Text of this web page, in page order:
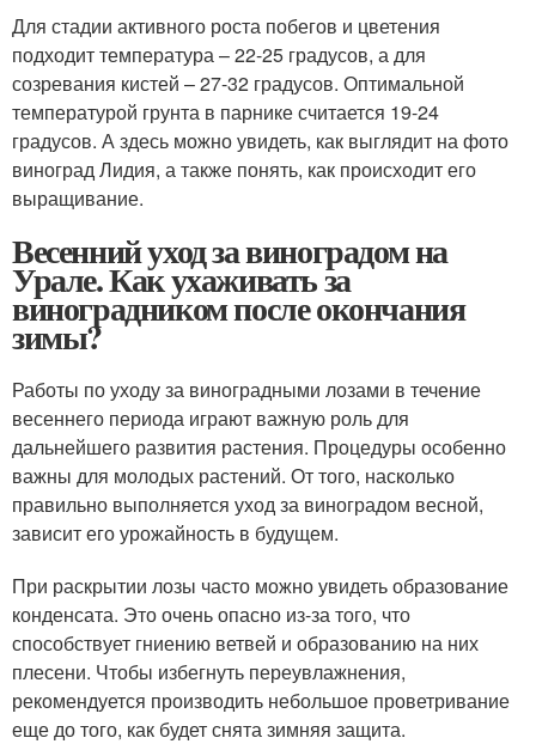
Для стадии активного роста побегов и цветения
подходит температура – 22-25 градусов, а для
созревания кистей – 27-32 градусов. Оптимальной
температурой грунта в парнике считается 19-24
градусов. А здесь можно увидеть, как выглядит на фото
виноград Лидия, а также понять, как происходит его
выращивание.
Весенний уход за виноградом на
Урале. Как ухаживать за
виноградником после окончания
зимы?
Работы по уходу за виноградными лозами в течение
весеннего периода играют важную роль для
дальнейшего развития растения. Процедуры особенно
важны для молодых растений. От того, насколько
правильно выполняется уход за виноградом весной,
зависит его урожайность в будущем.
При раскрытии лозы часто можно увидеть образование
конденсата. Это очень опасно из-за того, что
способствует гниению ветвей и образованию на них
плесени. Чтобы избегнуть переувлажнения,
рекомендуется производить небольшое проветривание
еще до того, как будет снята зимняя защита.